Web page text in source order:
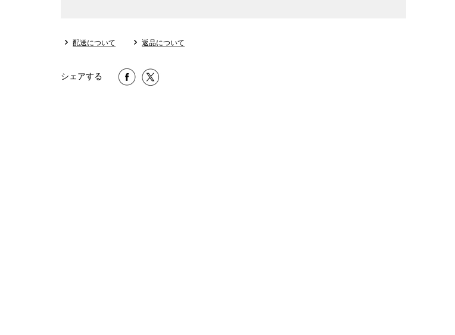
配送について 返品について
シェアする